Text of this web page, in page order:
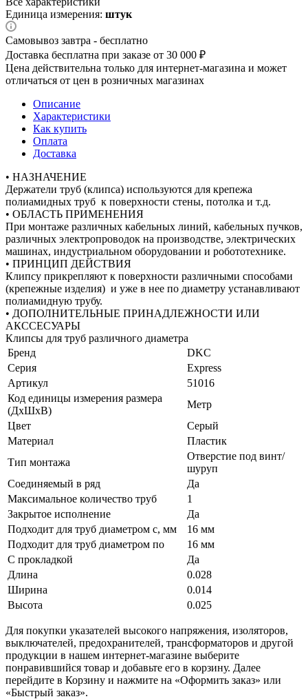
Единица измерения: штук
Самовывоз завтра - бесплатно
Доставка бесплатна при заказе от 30 000 ₽
Цена действительна только для интернет-магазина и может
отличаться от цен в розничных магазинах
Описание
Характеристики
Как купить
Оплата
Доставка
• НАЗНАЧЕНИЕ
Держатели труб (клипса) используются для крепежа
полиамидных труб к поверхности стены, потолка и т.д.
• ОБЛАСТЬ ПРИМЕНЕНИЯ
При монтаже различных кабельных линий, кабельных пучков,
различных электропроводок на производстве, электрических
машинах, индустриальном оборудовании и робототехнике.
• ПРИНЦИП ДЕЙСТВИЯ
Клипсу прикрепляют к поверхности различными способами
(крепежные изделия) и уже в нее по диаметру устанавливают
полиамидную трубу.
• ДОПОЛНИТЕЛЬНЫЕ ПРИНАДЛЕЖНОСТИ ИЛИ
АКССЕСУАРЫ
Клипсы для труб различного диаметра
Бренд
DKC
Серия
Express
Артикул
51016
Код единицы измерения размера
(ДхШхВ)
Метр
Цвет
Серый
Материал
Пластик
Тип монтажа
Отверстие под винт/
шуруп
Соединяемый в ряд
Да
Максимальное количество труб
1
Закрытое исполнение
Да
Подходит для труб диаметром с, мм
16 мм
Подходит для труб диаметром по
16 мм
С прокладкой
Да
Длина
0.028
Ширина
0.014
Высота
0.025
Для покупки указателей высокого напряжения, изоляторов,
выключателей, предохранителей, трансформаторов и другой
продукции в нашем интернет-магазине выберите
понравившийся товар и добавьте его в корзину. Далее
перейдите в Корзину и нажмите на «Оформить заказ» или
«Быстрый заказ».